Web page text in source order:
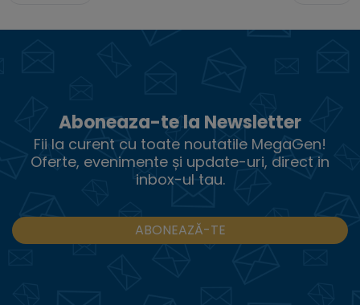
Aboneaza-te la Newsletter
Fii la curent cu toate noutatile MegaGen!
Oferte, evenimente și update-uri, direct in
inbox-ul tau.
ABONEAZĂ-TE